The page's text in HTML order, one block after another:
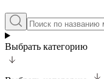
Выбрать категорию